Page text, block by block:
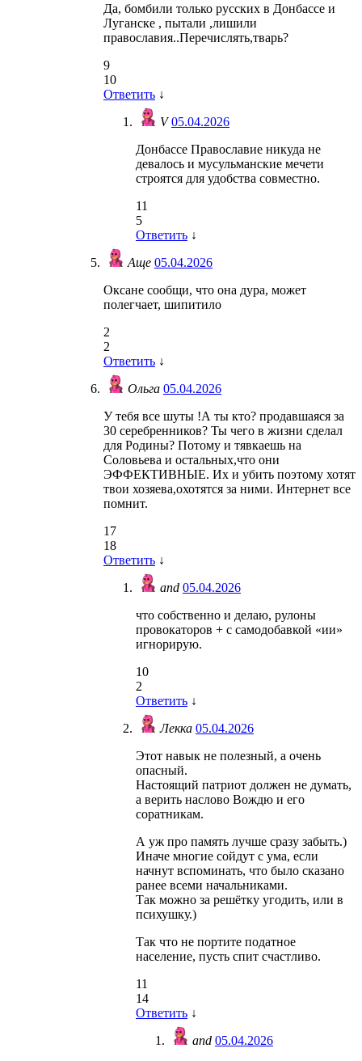
Да, бомбили только русских в Донбассе и
Луганске , пытали ,лишили
православия..Перечислять,тварь?
9
10
Ответить ↓
V05.04.2026
Донбассе Православие никуда не
девалось и мусульманские мечети
строятся для удобства совместно.
11
5
Ответить ↓
Аще 05.04.2026
Оксане сообщи, что она дура, может
полегчает, шипитило
2
2
Ответить ↓
Ольга 05.04.2026
У тебя все шуты !А ты кто? продавшаяся за
30 серебренников? Ты чего в жизни сделал
для Родины? Потому и тявкаешь на
Соловьева и остальных,что они
ЭФФЕКТИВНЫЕ. Их и убить поэтому хотят
твои хозяева,охотятся за ними. Интернет все
помнит.
17
18
Ответить ↓
and 05.04.2026
что собственно и делаю, рулоны
провокаторов + с самодобавкой «ии»
игнорирую.
10
2
Ответить ↓
Лекка 05.04.2026
Этот навык не полезный, а очень
опасный.
Настоящий патриот должен не думать,
а верить наслово Вождю и его
соратникам.
А уж про память лучше сразу забыть.)
Иначе многие сойдут с ума, если
начнут вспоминать, что было сказано
ранее всеми начальниками.
Так можно за решётку угодить, или в
психушку.)
Так что не портите податное
население, пусть спит счастливо.
11
14
Ответить ↓
and 05.04.2026